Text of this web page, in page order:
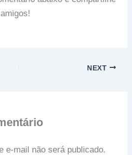
NEXT
e-mail não será publicado.